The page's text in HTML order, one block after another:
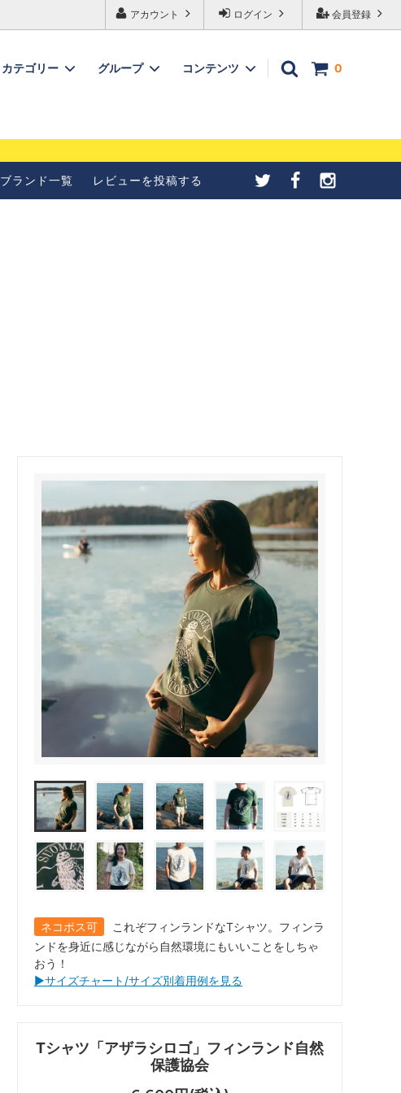
会員登録
ログイン
アカウント
0
カテゴリー グループ コンテンツ
ブランド一覧 レビューを投稿する
ネコポス可
これぞフィンランドなTシャツ。フィンラ
ンドを身近に感じながら自然環境にもいいことをしちゃ
おう！
▶︎サイズチャート/サイズ別着用例を見る
Tシャツ「アザラシロゴ」フィンランド自然
保護協会